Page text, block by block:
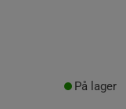
På lager